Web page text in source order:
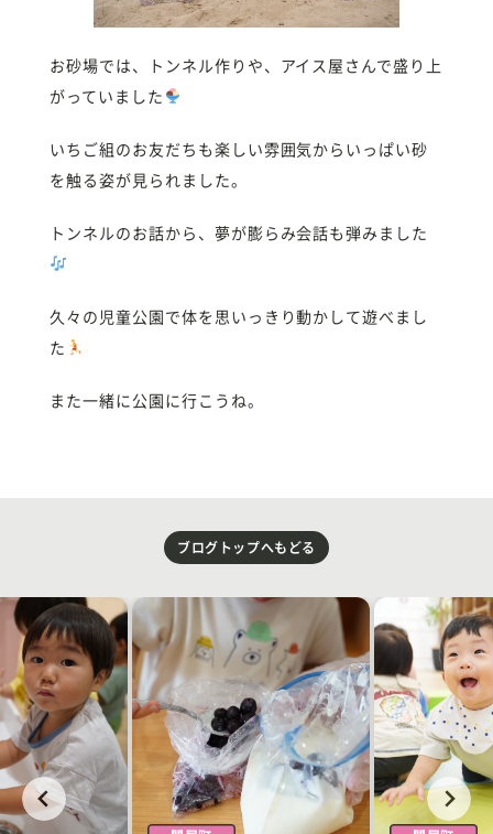
お砂場では、トンネル作りや、アイス屋さんで盛り上
がっていました
いちご組のお友だちも楽しい雰囲気からいっぱい砂
を触る姿が見られました。
トンネルのお話から、夢が膨らみ会話も弾みました
久々の児童公園で体を思いっきり動かして遊べまし
た
また一緒に公園に行こうね。
ブログトップへもどる